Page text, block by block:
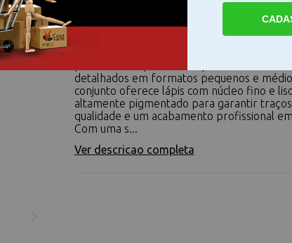
Kit de Desenho 6 Unidades Conte À Paris
detalhados em formatos pequenos e
conjunto oferece lápis com núcleo fino e
altamente pigmentado para garantir
qualidade e um acabamento profissional
Com uma s...
Ver descricao completa